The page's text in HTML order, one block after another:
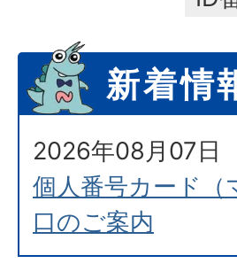
新着情
2026年08月07日
個人番号カード（
口のご案内